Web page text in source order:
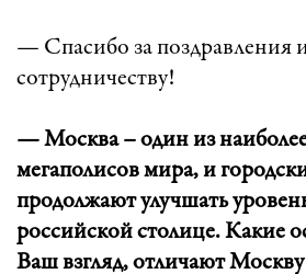
— Спасибо за поздравления и
сотрудничеству!
— Москва – один из
мегаполисов мира, и
продолжают улучшать
российской столице. Какие
Ваш взгляд, отличают Москву